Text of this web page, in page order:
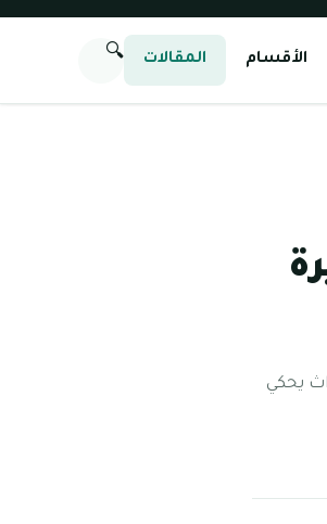
الأقسام المقالات 🔍
يحكي